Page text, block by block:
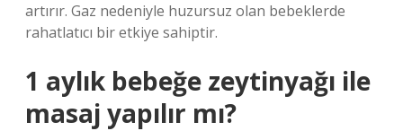
artırır. Gaz nedeniyle huzursuz olan bebeklerde
rahatlatıcı bir etkiye sahiptir.
1 aylık bebeğe zeytinyağı ile
masaj yapılır mı?